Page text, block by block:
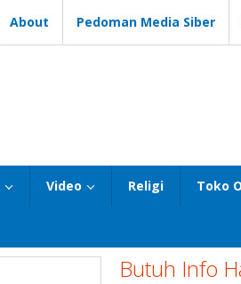
About Pedoman Media Siber
Video Religi Toko
Butuh Info